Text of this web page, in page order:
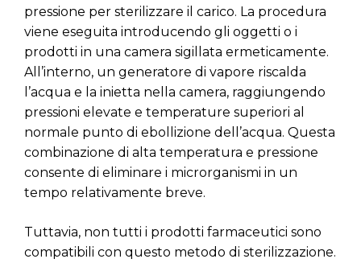
pressione per sterilizzare il carico. La procedura
viene eseguita introducendo gli oggetti o i
prodotti in una camera sigillata ermeticamente.
All’interno, un generatore di vapore riscalda
l’acqua e la inietta nella camera, raggiungendo
pressioni elevate e temperature superiori al
normale punto di ebollizione dell’acqua. Questa
combinazione di alta temperatura e pressione
consente di eliminare i microrganismi in un
tempo relativamente breve.
Tuttavia, non tutti i prodotti farmaceutici sono
compatibili con questo metodo di sterilizzazione.